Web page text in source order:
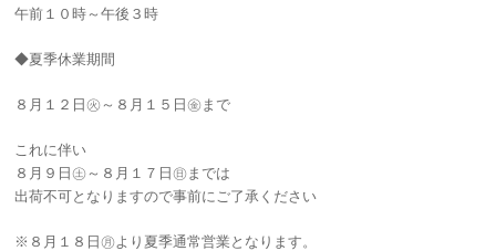
午前１０時～午後３時
◆夏季休業期間
８月１２日㊋～８月１５日㊎まで
これに伴い
８月９日㊏～８月１７日㊐までは
出荷不可となりますので事前にご了承ください
※８月１８日㊊より夏季通常営業となります。